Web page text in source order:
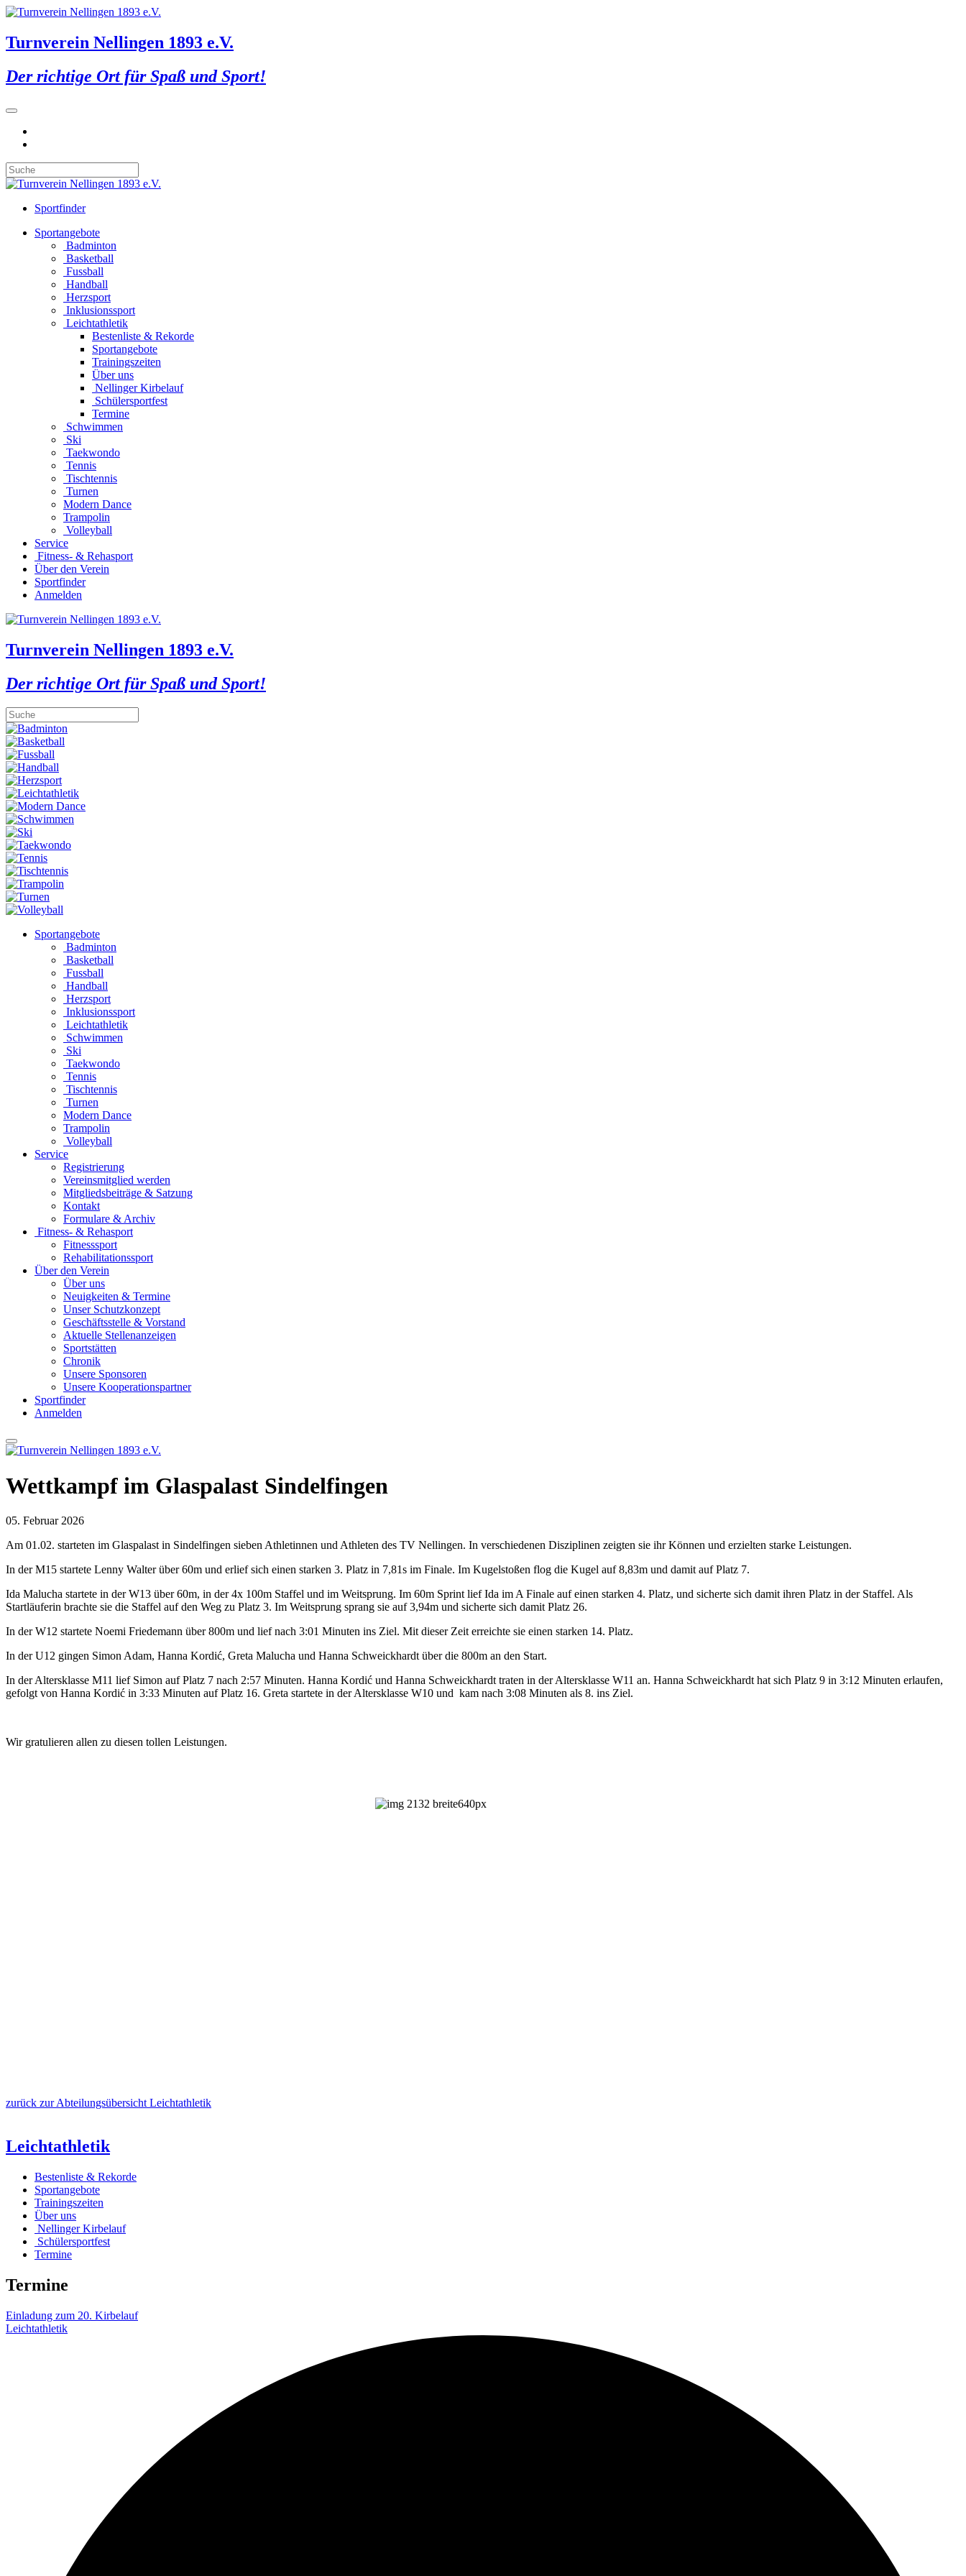
Turnverein Nellingen 1893 e.V.
Der richtige Ort für Spaß und Sport!
Sportfinder
Sportangebote
Badminton
Basketball
Fussball
Handball
Herzsport
Inklusionssport
Leichtathletik
Bestenliste & Rekorde
Sportangebote
Trainingszeiten
Über uns
Nellinger Kirbelauf
Schülersportfest
Termine
Schwimmen
Ski
Taekwondo
Tennis
Tischtennis
Turnen
Modern Dance
Trampolin
Volleyball
Service
Fitness- & Rehasport
Über den Verein
Sportfinder
Anmelden
Turnverein Nellingen 1893 e.V.
Der richtige Ort für Spaß und Sport!
Sportangebote
Badminton
Basketball
Fussball
Handball
Herzsport
Inklusionssport
Leichtathletik
Schwimmen
Ski
Taekwondo
Tennis
Tischtennis
Turnen
Modern Dance
Trampolin
Volleyball
Service
Registrierung
Vereinsmitglied werden
Mitgliedsbeiträge & Satzung
Kontakt
Formulare & Archiv
Fitness- & Rehasport
Fitnesssport
Rehabilitationssport
Über den Verein
Über uns
Neuigkeiten & Termine
Unser Schutzkonzept
Geschäftsstelle & Vorstand
Aktuelle Stellenanzeigen
Sportstätten
Chronik
Unsere Sponsoren
Unsere Kooperationspartner
Sportfinder
Anmelden
Wettkampf im Glaspalast Sindelfingen
05. Februar 2026
Am 01.02. starteten im Glaspalast in Sindelfingen sieben Athletinnen und Athleten des TV Nellingen. In verschiedenen Disziplinen zeigten sie ihr Können und erzielten starke Leistungen.
In der M15 startete Lenny Walter über 60m und erlief sich einen starken 3. Platz in 7,81s im Finale. Im Kugelstoßen flog die Kugel auf 8,83m und damit auf Platz 7.
Ida Malucha startete in der W13 über 60m, in der 4x 100m Staffel und im Weitsprung. Im 60m Sprint lief Ida im A Finale auf einen starken 4. Platz, und sicherte sich damit ihren Platz in der Staffel. Als
Startläuferin brachte sie die Staffel auf den Weg zu Platz 3. Im Weitsprung sprang sie auf 3,94m und sicherte sich damit Platz 26.
In der W12 startete Noemi Friedemann über 800m und lief nach 3:01 Minuten ins Ziel. Mit dieser Zeit erreichte sie einen starken 14. Platz.
In der U12 gingen Simon Adam, Hanna Kordić, Greta Malucha und Hanna Schweickhardt über die 800m an den Start.
In der Altersklasse M11 lief Simon auf Platz 7 nach 2:57 Minuten. Hanna Kordić und Hanna Schweickhardt traten in der Altersklasse W11 an. Hanna Schweickhardt hat sich Platz 9 in 3:12 Minuten erlaufen,
gefolgt von Hanna Kordić in 3:33 Minuten auf Platz 16. Greta startete in der Altersklasse W10 und kam nach 3:08 Minuten als 8. ins Ziel.
Wir gratulieren allen zu diesen tollen Leistungen.
zurück zur Abteilungsübersicht Leichtathletik
Leichtathletik
Bestenliste & Rekorde
Sportangebote
Trainingszeiten
Über uns
Nellinger Kirbelauf
Schülersportfest
Termine
Termine
Einladung zum 20. Kirbelauf
Leichtathletik